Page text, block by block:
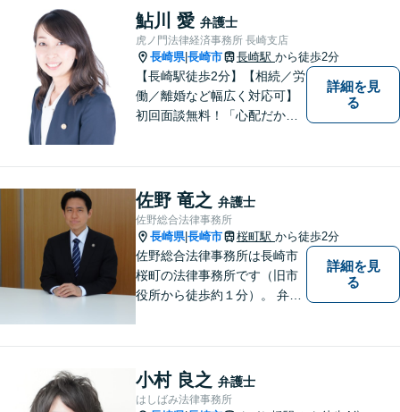
鮎川 愛 弁護士
虎ノ門法律経済事務所 長崎支店
長崎県|長崎市 長崎駅 から徒歩2分
【長崎駅徒歩2分】【相続／労
働／離婚など幅広く対応可】
初回面談無料！「心配だから
い。各種専門家と連携し、ス
ムーズな解決を目指します。
詳細を見
る
佐野 竜之 弁護士
佐野総合法律事務所
長崎県|長崎市 桜町駅 から徒歩2分
佐野総合法律事務所は長崎市
桜町の法律事務所です（旧市
役所から徒歩約１分）。 弁護
法テラスを利用しての無料相
談がご利用いただけます。 費
詳細を見
る
小村 良之 弁護士
はしばみ法律事務所